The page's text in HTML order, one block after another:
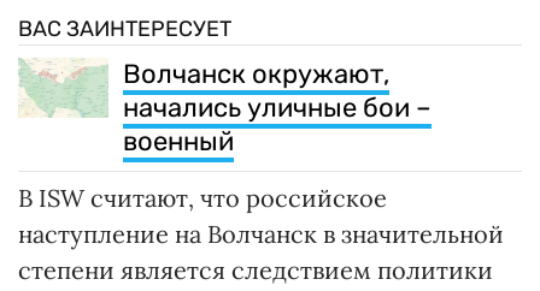
ВАС ЗАИНТЕРЕСУЕТ
Волчанск окружают,
начались уличные бои –
военный
В ISW считают, что российское
наступление на Волчанск в значительной
степени является следствием политики